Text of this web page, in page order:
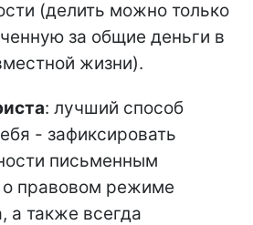
(делить можно только
за общие деньги в
жизни).
: лучший способ
- зафиксировать
письменным
правовом режиме
а также всегда